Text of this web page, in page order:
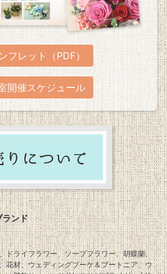
フレット（PDF）
開催スケジュール
ランド
ドライフラワー、ソープフラワー、胡蝶蘭、
花材、ウェディングブーケ＆ブートニア、ウ